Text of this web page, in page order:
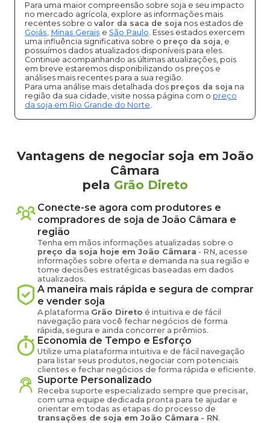
Para uma maior compreensão sobre soja e seu impacto
no mercado agrícola, explore as informações mais
recentes sobre o valor da saca de soja nos estados de
Goiás, Minas Gerais e São Paulo. Esses estados exercem
uma influência significativa sobre o preço da soja, e
possuímos dados atualizados disponíveis para eles.
Continue acompanhando as últimas atualizações, pois
em breve estaremos disponibilizando os preços e
análises mais recentes para a sua região.
Para uma análise mais detalhada dos preços da soja na
região da sua cidade, visite nossa página com o preço
da soja em Rio Grande do Norte.
Vantagens de negociar soja em João
Câmara
pela Grão Direto
Conecte-se agora com produtores e
compradores de soja de João Câmara e
região
Tenha em mãos informações atualizadas sobre o
preço da soja hoje em João Câmara - RN, acesse
informações sobre oferta e demanda na sua região e
tome decisões estratégicas baseadas em dados
atualizados.
A maneira mais rápida e segura de comprar
e vender soja
A plataforma Grão Direto é intuitiva e de fácil
navegação para você fechar negócios de forma
rápida, segura e ainda concorrer a prêmios.
Economia de Tempo e Esforço
Utilize uma plataforma intuitiva e de fácil navegação
para listar seus produtos, negociar com potenciais
clientes e fechar negócios de forma rápida e eficiente.
Suporte Personalizado
Receba suporte especializado sempre que precisar,
com uma equipe dedicada pronta para te ajudar e
orientar em todas as etapas do processo de
transações de soja em João Câmara - RN.